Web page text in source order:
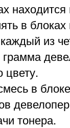
находится
в блоках
из
грамма
цвету.
в
тонера.